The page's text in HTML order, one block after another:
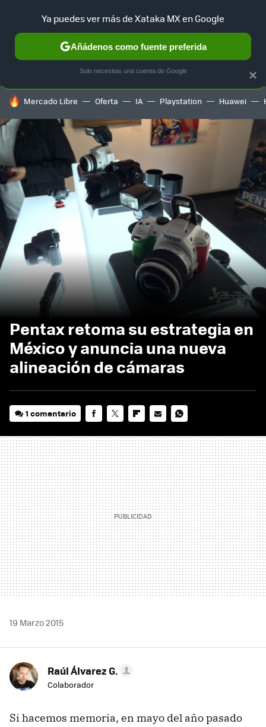
MENÚ NUEVO
GAMING HOME AUTO
HOY SE HABLA DE
Mercado Libre Oferta IA Playstation Huawei
Pentax retoma su estrategia en
México y anuncia una nueva
alineación de cámaras
1 comentario
MAIL
19 Marzo 2015
Raúl Álvarez G.
Colaborador
Si hacemos memoria, en mayo del año pasado
×
Ya puedes ver más de Xataka MX en Google
Añádenos como fuente preferida
Solo necesitas una cuenta de Google